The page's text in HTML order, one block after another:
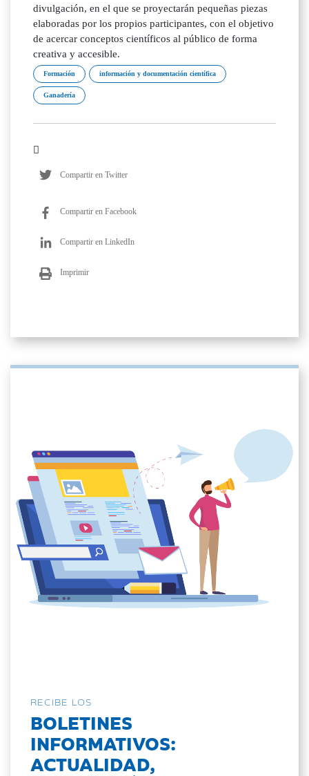
divulgación, en el que se proyectarán pequeñas piezas
elaboradas por los propios participantes, con el objetivo
de acercar conceptos científicos al público de forma
creativa y accesible.
Formación información y documentación científica
Ganadería
Compartir en Twitter
Compartir en Facebook
Compartir en LinkedIn
Imprimir
RECIBE LOS
BOLETINES
INFORMATIVOS:
ACTUALIDAD,